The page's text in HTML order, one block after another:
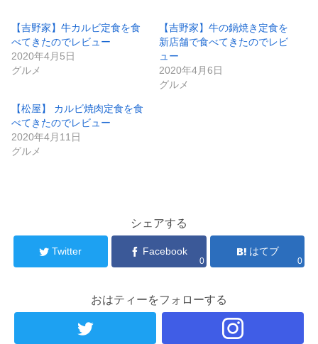
【吉野家】牛カルビ定食を食
べてきたのでレビュー
2020年4月5日
グルメ
【吉野家】牛の鍋焼き定食を
新店舗で食べてきたのでレビ
ュー
2020年4月6日
グルメ
【松屋】 カルビ焼肉定食を食
べてきたのでレビュー
2020年4月11日
グルメ
シェアする
Twitter Facebook
0
はてブ
0
おはティーをフォローする